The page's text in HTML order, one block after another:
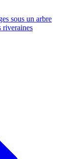
sous un arbre
riveraines